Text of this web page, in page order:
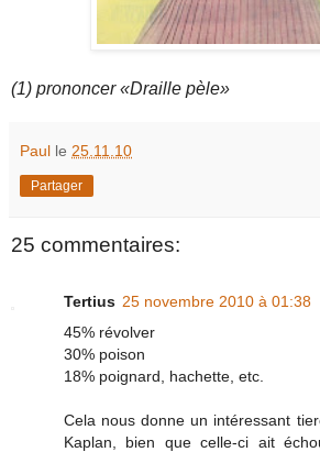
(1) prononcer «Draille pèle»
Paul le 25.11.10
Partager
25 commentaires:
Tertius 25 novembre 2010 à 01:38
45% révolver
30% poison
18% poignard, hachette, etc.
Cela nous donne un intéressant
Kaplan, bien que celle-ci ait